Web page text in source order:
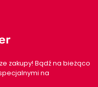
zakupy! Bądź na bieżąco
na